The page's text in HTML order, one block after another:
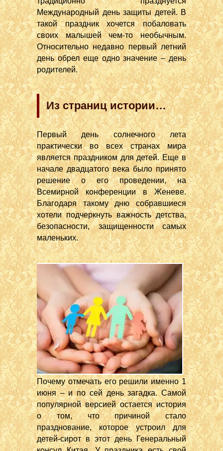
Международный день защиты детей. В
такой праздник хочется побаловать
своих малышей чем-то необычным.
Относительно недавно первый летний
день обрел еще одно значение – день
родителей.
Из страниц истории…
Первый день солнечного лета
практически во всех странах мира
является праздником для детей. Еще в
начале двадцатого века было принято
решение о его проведении, на
Всемирной конференции в Женеве.
Благодаря такому дню собравшиеся
хотели подчеркнуть важность детства,
безопасности, защищенности самых
маленьких.
Почему отмечать его решили именно 1
июня – и по сей день загадка. Самой
популярной версией остается история
о том, что причиной стало
празднование, которое устроил для
детей-сирот в этот день Генеральный